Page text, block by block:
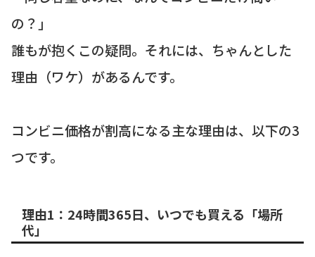
の？」
誰もが抱くこの疑問。それには、ちゃんとした
理由（ワケ）があるんです。
コンビニ価格が割高になる主な理由は、以下の3
つです。
理由1：24時間365日、いつでも買える「場所
代」